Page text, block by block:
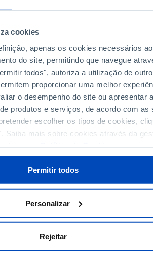
cookies
apenas os cookies necessários ao
do site, permitindo que navegue
todos", autoriza a utilização de
proporcionar uma melhor
o desempenho do site ou apresentar
produtos e serviços, de acordo com as
escolher os tipos de cookies,
Saiba mais sobre cookies através da
Permitir todos
Personalizar
Rejeitar
// // //
0
elections for the Local Authorities: total, voters
FUNDAÇÃO NEWSLETTER